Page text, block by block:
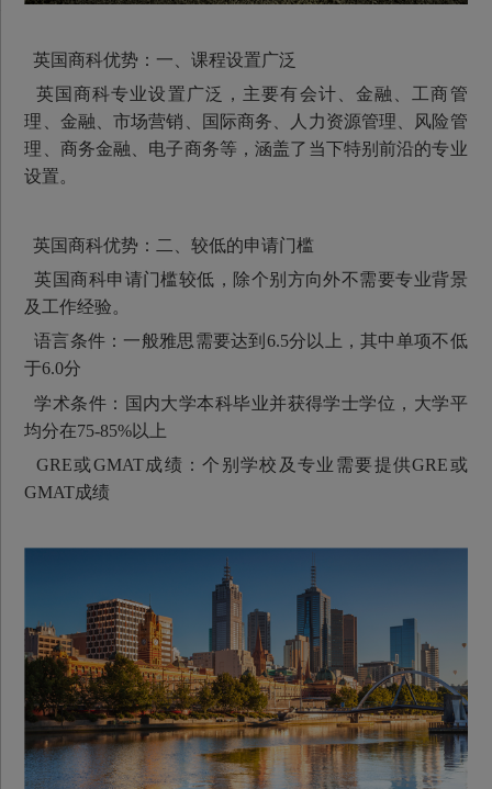
英国商科优势：一、课程设置广泛
英国商科专业设置广泛，主要有会计、金融、工商管
理、金融、市场营销、国际商务、人力资源管理、风险管
理、商务金融、电子商务等，涵盖了当下特别前沿的专业
设置。
英国商科优势：二、较低的申请门槛
英国商科申请门槛较低，除个别方向外不需要专业背景
及工作经验。
语言条件：一般雅思需要达到6.5分以上，其中单项不低
于6.0分
学术条件：国内大学本科毕业并获得学士学位，大学平
均分在75-85%以上
GRE或GMAT成绩：个别学校及专业需要提供GRE或
GMAT成绩